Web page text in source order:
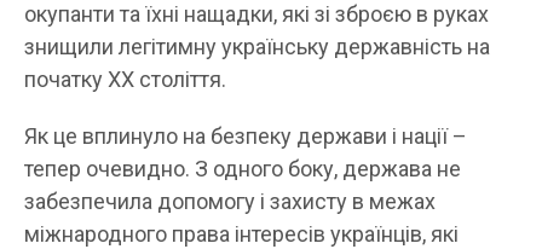
окупанти та їхні нащадки, які зі зброєю в руках
знищили легітимну українську державність на
початку XX століття.
Як це вплинуло на безпеку держави і нації –
тепер очевидно. З одного боку, держава не
забезпечила допомогу і захисту в межах
міжнародного права інтересів українців, які